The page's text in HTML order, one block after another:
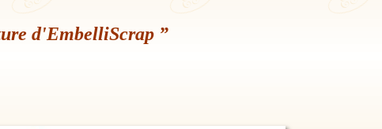
d'EmbelliScrap ”